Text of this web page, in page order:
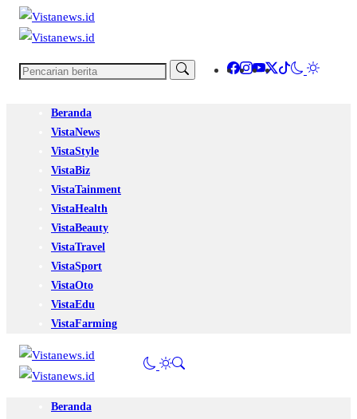
Beranda
VistaNews
VistaStyle
VistaBiz
VistaTainment
VistaHealth
VistaBeauty
VistaTravel
VistaSport
VistaOto
VistaEdu
VistaFarming
Beranda